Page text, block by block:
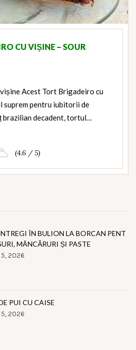
CU VIȘINE – SOUR
Acest Tort Brigadeiro cu
suprem pentru iubitorii de
brazilian decadent, tortul…
(4.6 / 5)
ÎN BULION LA BORCAN PENT
MÂNCĂRURI ȘI PASTE
2026
PUI CU CAISE
2026